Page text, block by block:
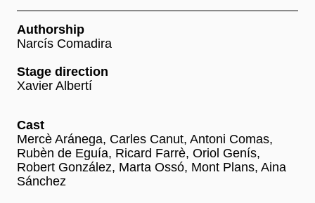
Authorship
Narcís Comadira
Stage direction
Xavier Albertí
Cast
Mercè Aránega, Carles Canut, Antoni Comas,
Rubèn de Eguía, Ricard Farrè, Oriol Genís,
Robert González, Marta Ossó, Mont Plans, Aina
Sánchez